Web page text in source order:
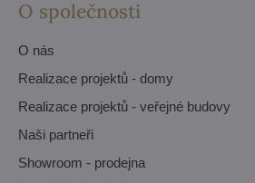
O společnosti
O nás
Realizace projektů - domy
Realizace projektů - veřejné budovy
Naši partneři
Showroom - prodejna